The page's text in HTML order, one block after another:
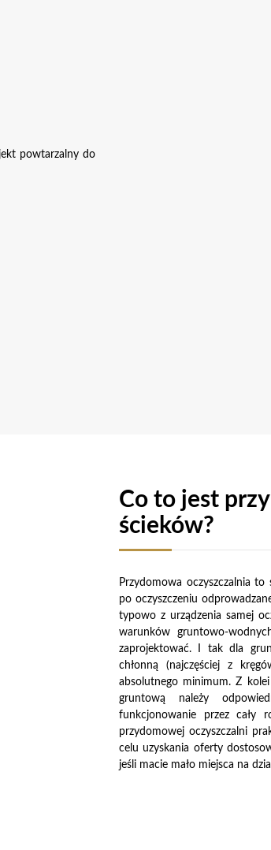
powtarzalny do
Co to jest
ścieków?
Przydomowa oczyszczalnia
po oczyszczeniu
typowo z urządzenia samej
warunków gruntowo-
zaprojektować. I tak dla
chłonną (najczęściej z
absolutnego minimum. Z
gruntową należy
funkcjonowanie przez cały
przydomowej oczyszczalni
celu uzyskania oferty
jeśli macie mało miejsca na